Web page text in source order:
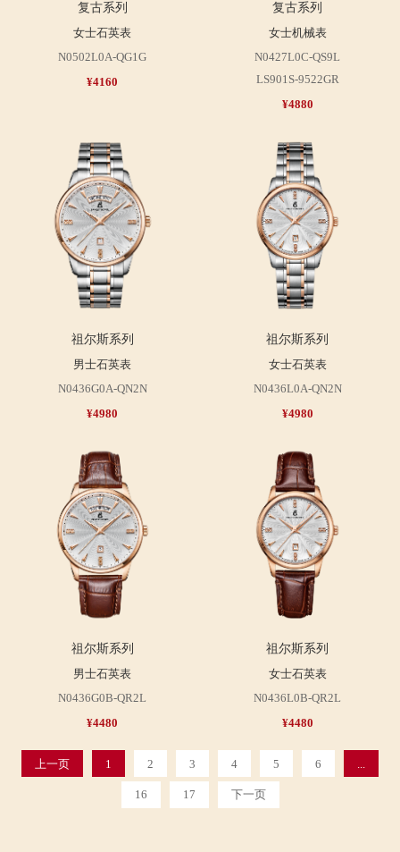
复古系列
女士石英表
N0502L0A-QG1G
¥4160
复古系列
女士机械表
N0427L0C-QS9L
LS901S-9522GR
¥4880
祖尔斯系列
男士石英表
N0436G0A-QN2N
¥4980
祖尔斯系列
女士石英表
N0436L0A-QN2N
¥4980
祖尔斯系列
男士石英表
N0436G0B-QR2L
¥4480
祖尔斯系列
女士石英表
N0436L0B-QR2L
¥4480
上一页 1 2 3 4 5 6
16 17 下一页